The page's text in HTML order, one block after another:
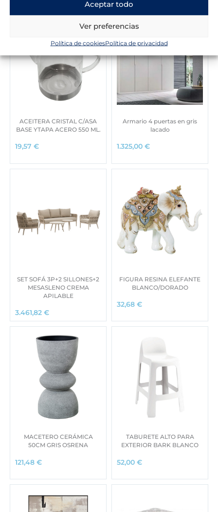
Aceptar todo
Ver preferencias
Política de cookiesPolítica de privacidad
ACEITERA CRISTAL C/ASA
BASE YTAPA ACERO 550 ML.
19,57 €
Armario 4 puertas en gris
lacado
1.325,00 €
SET SOFÁ 3P+2 SILLONES+2
MESASLENO CREMA
APILABLE
3.461,82 €
FIGURA RESINA ELEFANTE
BLANCO/DORADO
32,68 €
MACETERO CERÁMICA
50CM GRIS OSRENA
121,48 €
TABURETE ALTO PARA
EXTERIOR BARK BLANCO
52,00 €